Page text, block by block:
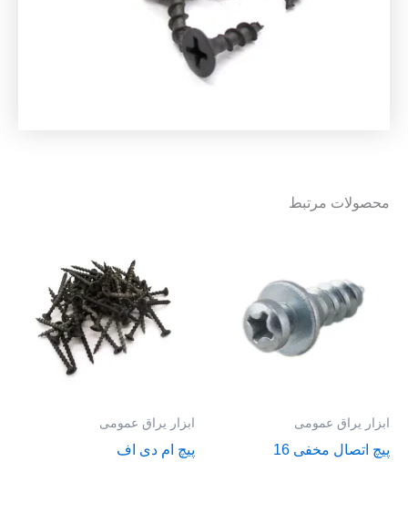
محصولات مرتبط
ابزار یراق عمومی
پیچ اتصال مخفی 16
ابزار یراق عمومی
پیچ ام دی اف